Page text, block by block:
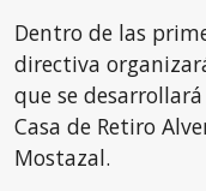
Dentro de las
directiva
que se
Casa de Retiro
Mostazal.